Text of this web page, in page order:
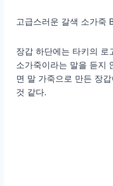
고급스러운 갈색 소가죽
장갑 하단에는 타키의 로
소가죽이라는 말을 듣지
면 말 가죽으로 만든 장
것 같다.